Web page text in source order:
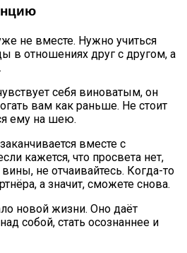
не вместе. Нужно учиться
в отношениях друг с другом, а
себя виноватым, он
вам как раньше. Не стоит
ему на шею.
вместе с
кажется, что просвета нет,
не отчаивайтесь. Когда-то
а значит, сможете снова.
новой жизни. Оно даёт
собой, стать осознаннее и